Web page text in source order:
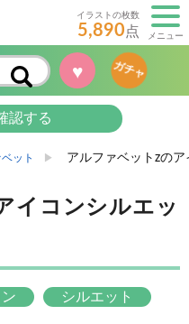
イラストの枚数
5,890点 メニュー
♥ ガチャ
認する
ット アルファベットzの
イコンシルエッ
シルエット